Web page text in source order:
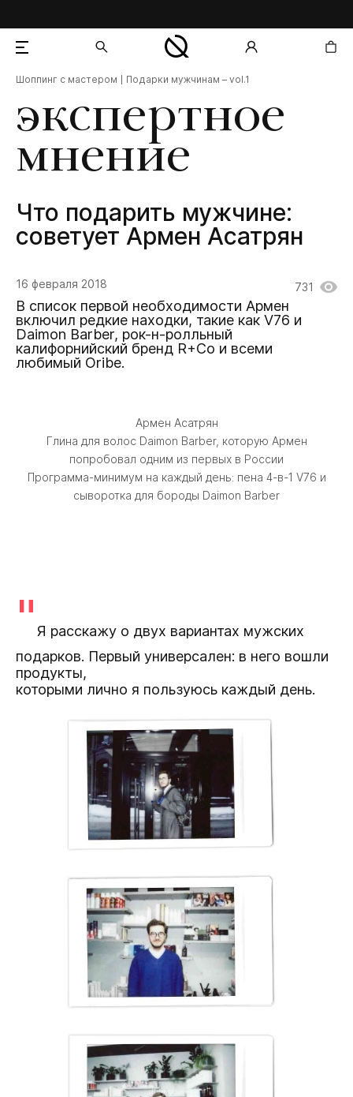
экспертное
мнение
Что подарить мужчине:
советует Армен Асатрян
Шоппинг с мастером Подарки мужчинам – vol.1
16 февраля 2018 731
В список первой необходимости Армен
включил редкие находки, такие как V76 и
Daimon Barber, рок-н-ролльный
калифорнийский бренд R+Co и всеми
любимый Oribe.
Армен Асатрян
Глина для волос Daimon Barber, которую Армен
попробовал одним из первых в России
Программа-минимум на каждый день: пена 4-в-1 V76 и
сыворотка для бороды Daimon Barber
" Я расскажу о двух вариантах мужских
подарков. Первый универсален: в него вошли
продукты,
которыми лично я пользуюсь каждый день.